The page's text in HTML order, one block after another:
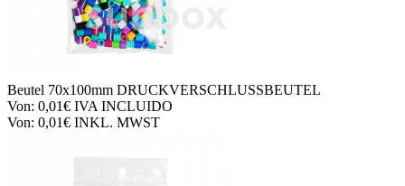
Beutel 70x100mm DRUCKVERSCHLUSSBEUTEL
Von: 0,01€ IVA INCLUIDO
Von: 0,01€ INKL. MWST